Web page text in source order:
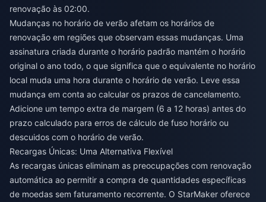
renovação às 02:00.
Mudanças no horário de verão afetam os horários de
renovação em regiões que observam essas mudanças. Uma
assinatura criada durante o horário padrão mantém o horário
original o ano todo, o que significa que o equivalente no horário
local muda uma hora durante o horário de verão. Leve essa
mudança em conta ao calcular os prazos de cancelamento.
Adicione um tempo extra de margem (6 a 12 horas) antes do
prazo calculado para erros de cálculo de fuso horário ou
descuidos com o horário de verão.
Recargas Únicas: Uma Alternativa Flexível
As recargas únicas eliminam as preocupações com renovação
automática ao permitir a compra de quantidades específicas
de moedas sem faturamento recorrente. O StarMaker oferece